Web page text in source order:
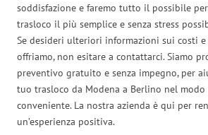
soddisfazione e faremo tutto il possibile
trasloco il più semplice e senza stress
Se desideri ulteriori informazioni sui costi e
offriamo, non esitare a contattarci. Siamo
preventivo gratuito e senza impegno, per
tuo trasloco da Modena a Berlino nel
conveniente. La nostra azienda è qui per
un’esperienza positiva.